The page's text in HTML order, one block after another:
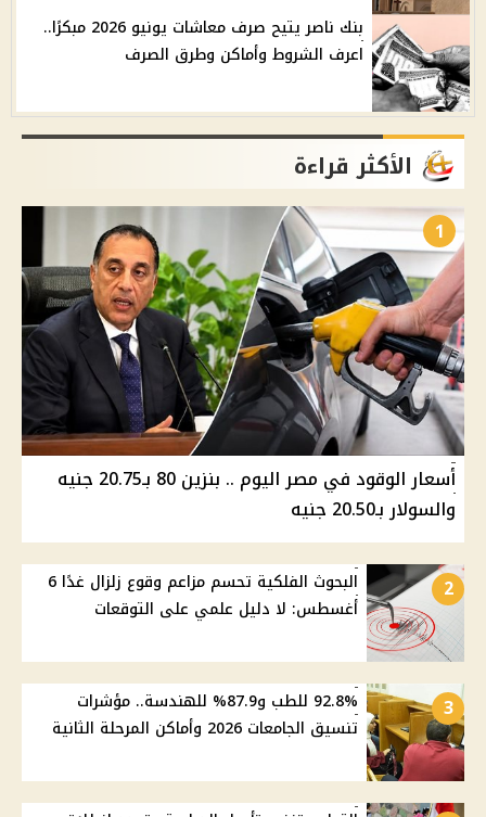
بنك ناصر يتيح صرف معاشات يونيو 2026 مبكرًا..
اعرف الشروط وأماكن وطرق الصرف
الأكثر قراءة
1
أسعار الوقود في مصر اليوم .. بنزين 80 بـ20.75 جنيه
والسولار بـ20.50 جنيه
2
البحوث الفلكية تحسم مزاعم وقوع زلزال غدًا 6
أغسطس: لا دليل علمي على التوقعات
3
92.8% للطب و87.9% للهندسة.. مؤشرات
تنسيق الجامعات 2026 وأماكن المرحلة الثانية